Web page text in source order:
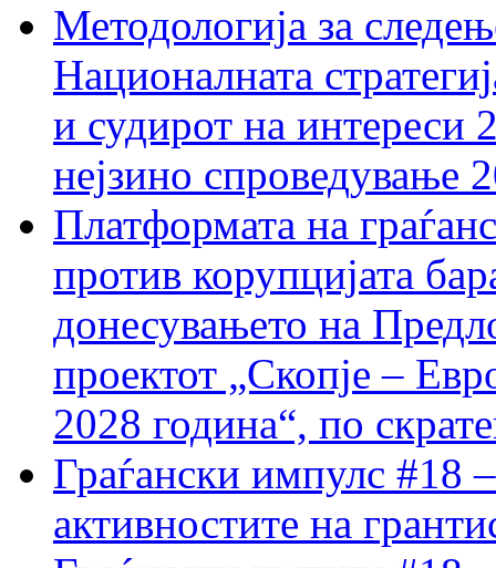
Методологија за
Националната
и судирот на интереси
нејзино спроведување
Платформата на
против корупцијата
донесувањето на
проектот „Скопје –
2028 година“, по
Граѓански импулс #18
активностите на